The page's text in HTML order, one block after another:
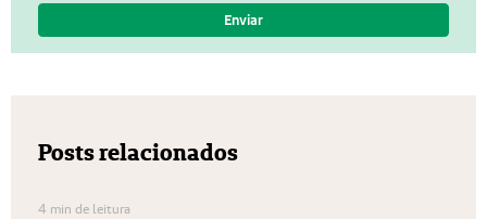
Posts relacionados
4 min de leitura